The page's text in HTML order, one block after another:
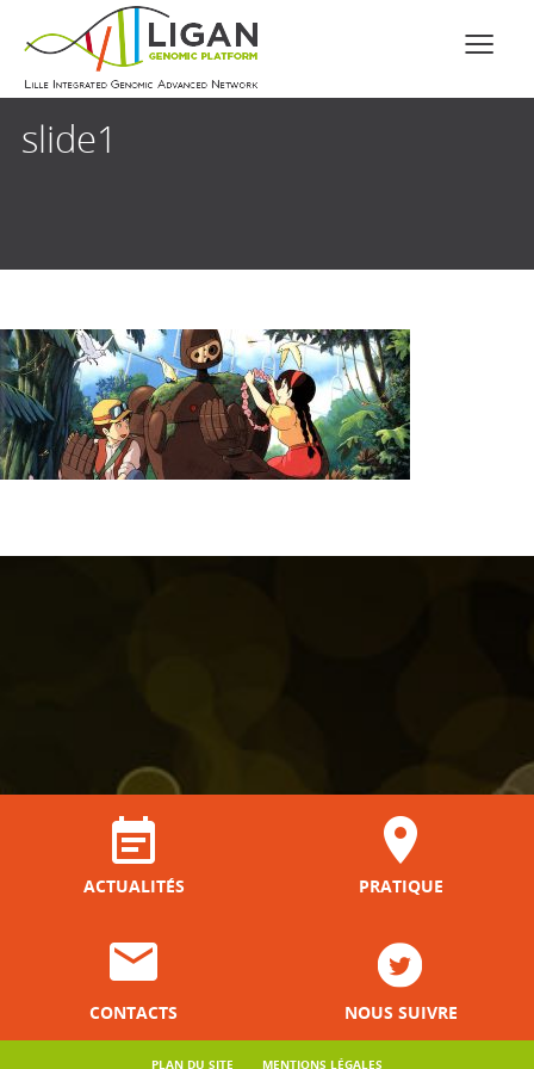
slide1
ACTUALITÉS PRATIQUE
CONTACTS NOUS SUIVRE
PLAN DU SITE MENTIONS LÉGALES